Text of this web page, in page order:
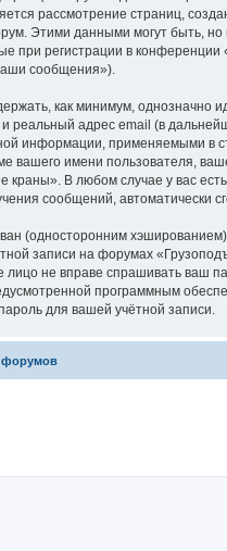
рассмотрение страниц,
Этими данными могут быть,
при регистрации в
сообщения»).
как минимум,
реальный адрес email (в
информации, применяемыми в
вашего имени пользователя,
В любом случае у вас
сообщений,
(односторонним хэшированием).
записи на форумах
лицо не вправе спрашивать ваш
программным
для вашей учётной записи.
форумов